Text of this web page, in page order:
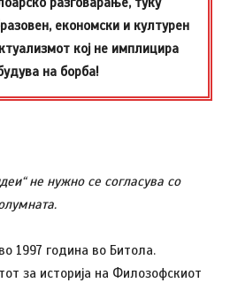
економски и културен
кој не имплицира
на борба!
не нужно се согласува со
1997 година во Битола.
за историја на Филозофскиот